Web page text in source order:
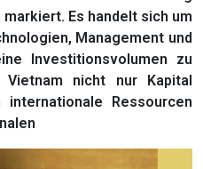
Es handelt sich um
Management und
Investitionsvolumen zu
Vietnam nicht nur Kapital
Ressourcen